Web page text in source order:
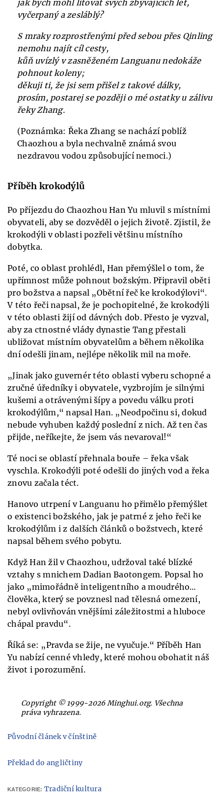
jak bych mohl litovat svých zbývajících let,
vyčerpaný a zesláblý?
S mraky rozprostřenými před sebou přes Qinling
nemohu najít cíl cesty,
kůň uvízlý v zasněženém Languanu nedokáže
pohnout koleny;
děkuji ti, že jsi sem přišel z takové dálky,
prosím, postarej se později o mé ostatky u zálivu
řeky Zhang.
(Poznámka: Řeka Zhang se nachází poblíž
Chaozhou a byla nechvalně známá svou
nezdravou vodou způsobující nemoci.)
Příběh krokodýlů
Po příjezdu do Chaozhou Han Yu mluvil s místními
obyvateli, aby se dozvěděl o jejich životě. Zjistil, že
krokodýli v oblasti pozřeli většinu místního
dobytka.
Poté, co oblast prohlédl, Han přemýšlel o tom, že
upřímnost může pohnout božským. Připravil oběti
pro božstva a napsal „Obětní řeč ke krokodýlovi“.
V této řeči napsal, že je pochopitelné, že krokodýli
v této oblasti žijí od dávných dob. Přesto je vyzval,
aby za ctnostné vlády dynastie Tang přestali
ubližovat místním obyvatelům a během několika
dní odešli jinam, nejlépe několik mil na moře.
„Jinak jako guvernér této oblasti vyberu schopné a
zručné úředníky i obyvatele, vyzbrojím je silnými
kušemi a otrávenými šípy a povedu válku proti
krokodýlům,“ napsal Han. „Neodpočinu si, dokud
nebude vyhuben každý poslední z nich. Až ten čas
přijde, neříkejte, že jsem vás nevaroval!“
Té noci se oblastí přehnala bouře – řeka však
vyschla. Krokodýli poté odešli do jiných vod a řeka
znovu začala téct.
Hanovo utrpení v Languanu ho přimělo přemýšlet
o existenci božského, jak je patrné z jeho řeči ke
krokodýlům i z dalších článků o božstvech, které
napsal během svého pobytu.
Když Han žil v Chaozhou, udržoval také blízké
vztahy s mnichem Dadian Baotongem. Popsal ho
jako „mimořádně inteligentního a moudrého…
člověka, který se povznesl nad tělesná omezení,
nebyl ovlivňován vnějšími záležitostmi a hluboce
chápal pravdu“.
Říká se: „Pravda se žije, ne vyučuje.“ Příběh Han
Yu nabízí cenné vhledy, které mohou obohatit náš
život i porozumění.
Copyright © 1999-2026 Minghui.org. Všechna
práva vyhrazena.
Původní článek v čínštině
Překlad do angličtiny
KATEGORIE: Tradiční kultura